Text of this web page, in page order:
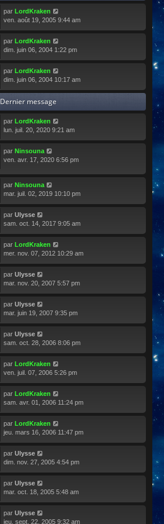
e
d
r
r
m
s
a
par LordKraken
ven. août 19, 2005 9:44 am
par LordKraken
dim. juin 06, 2004 1:22 pm
par LordKraken
dim. juin 06, 2004 10:17 am
Dernier message
par LordKraken
lun. juil. 20, 2020 9:21 am
par Ninsouna
ven. avr. 17, 2020 6:56 pm
par Ninsouna
mar. juil. 02, 2019 10:10 pm
par Ulysse
sam. oct. 14, 2017 9:05 am
par LordKraken
mer. nov. 07, 2012 10:29 am
par Ulysse
mar. nov. 20, 2007 5:57 pm
par Ulysse
mar. juin 19, 2007 9:35 pm
par Ulysse
sam. oct. 28, 2006 8:06 pm
par LordKraken
ven. juil. 07, 2006 5:26 pm
par LordKraken
sam. avr. 01, 2006 11:24 pm
par LordKraken
jeu. mars 16, 2006 11:47 pm
par Ulysse
dim. nov. 27, 2005 4:54 pm
par Ulysse
mar. oct. 18, 2005 5:48 am
par Ulysse
jeu. sept. 22, 2005 9:32 am